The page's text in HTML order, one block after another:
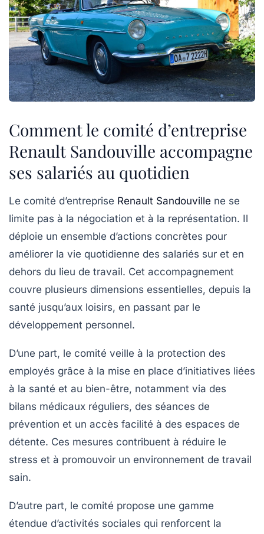
Comment le comité d’entreprise
Renault Sandouville accompagne
ses salariés au quotidien
Le comité d’entreprise Renault Sandouville ne se
limite pas à la négociation et à la représentation. Il
déploie un ensemble d’actions concrètes pour
améliorer la vie quotidienne des salariés sur et en
dehors du lieu de travail. Cet accompagnement
couvre plusieurs dimensions essentielles, depuis la
santé jusqu’aux loisirs, en passant par le
développement personnel.
D’une part, le comité veille à la protection des
employés grâce à la mise en place d’initiatives liées
à la santé et au bien-être, notamment via des
bilans médicaux réguliers, des séances de
prévention et un accès facilité à des espaces de
détente. Ces mesures contribuent à réduire le
stress et à promouvoir un environnement de travail
sain.
D’autre part, le comité propose une gamme
étendue d’activités sociales qui renforcent la